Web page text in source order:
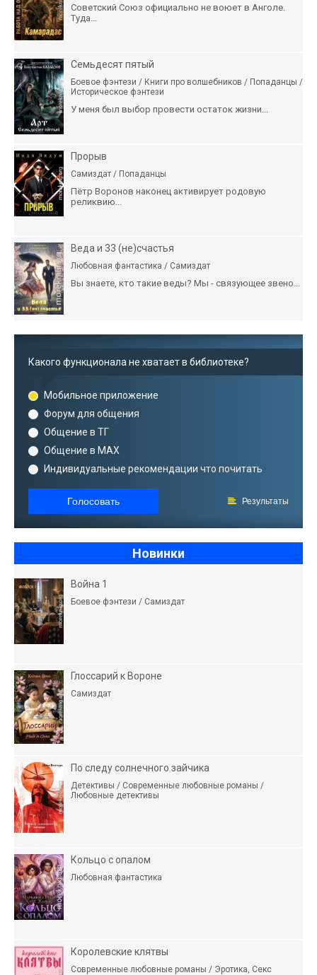
Советский Союз официально не воюет в Анголе.
Туда...
Семьдесят пятый
Боевое фэнтези / Книги про волшебников / Попаданцы /
Историческое фэнтези
У меня был выбор провести остаток жизни...
Прорыв
Самиздат / Попаданцы
Пётр Воронов наконец активирует родовую
реликвию...
Веда и 33 (не)счастья
Любовная фантастика / Самиздат
Вы знаете, кто такие веды? Мы - связующее звено...
Какого функционала не хватает в библиотеке?
Мобильное приложение
Форум для общения
Общение в ТГ
Общение в MAX
Индивидуальные рекомендации что почитать
Голосовать Результаты
Новинки
Война 1
Боевое фэнтези / Самиздат
Глоссарий к Вороне
Самиздат
По следу солнечного зайчика
Детективы / Современные любовные романы /
Любовные детективы
Кольцо с опалом
Любовная фантастика
Королевские клятвы
Современные любовные романы / Эротика, Секс